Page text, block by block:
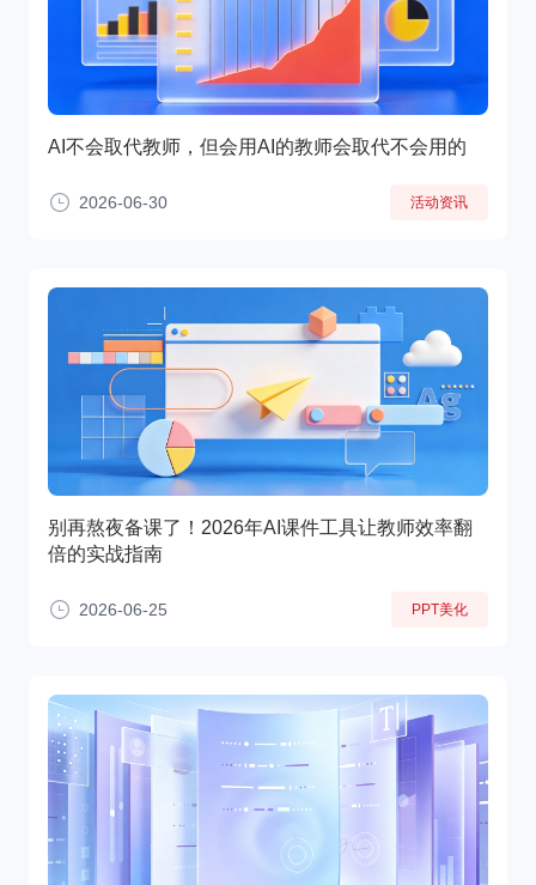
AI不会取代教师，但会用AI的教师会取代不会用的
2026-06-30 活动资讯
别再熬夜备课了！2026年AI课件工具让教师效率翻
倍的实战指南
2026-06-25 PPT美化